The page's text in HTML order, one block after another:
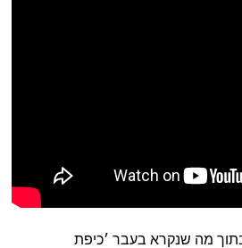
מה שנקרא בעבר ׳כיפת